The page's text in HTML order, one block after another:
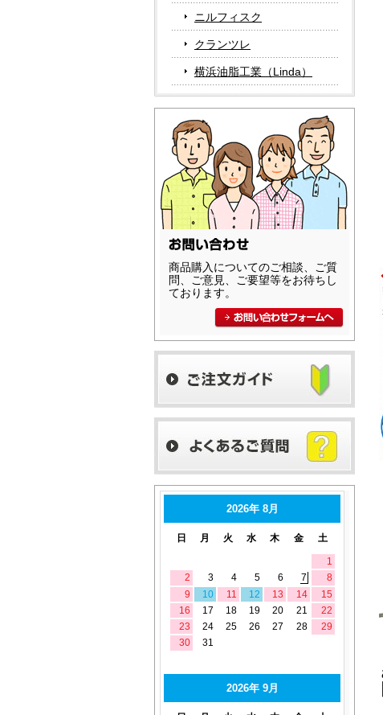
ニルフィスク
クランツレ
横浜油脂工業（Linda）
商品購入についてのご相談、ご質
問、ご意見、ご要望等をお待ちし
ております。